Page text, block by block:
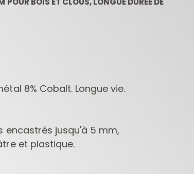
CONTRACTOR
8% Cobalt. Longue vie.
encastrés jusqu'à 5 mm,
et plastique.